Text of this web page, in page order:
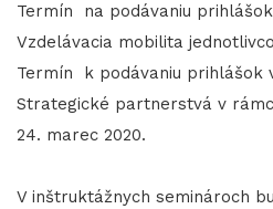
Termín na podávaniu
Vzdelávacia mobilita
Termín k podávaniu prihlášok
Strategické partnerstvá v
24. marec 2020.
V inštruktážnych seminároch